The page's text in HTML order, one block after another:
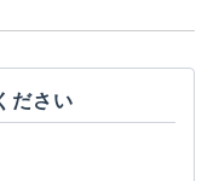
ださい